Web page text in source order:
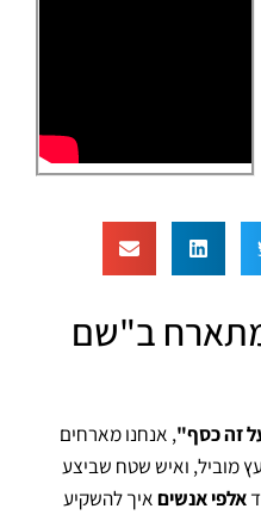
מתארח ב"שם
זה כסף", אנחנו מארחים
מוביל, ואיש שטח שביצע
אלפי אנשיםאיך להשקיע